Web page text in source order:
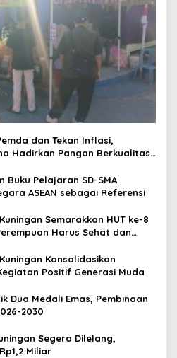
dan Tekan Inflasi,
Hadirkan Pangan Berkualitas
Buku Pelajaran SD-SMA
ASEAN sebagai Referensi
Semarakkan HUT ke-8
Harus Sehat dan
Konsolidasikan
Positif Generasi Muda
Dua Medali Emas, Pembinaan
2030
Segera Dilelang,
Miliar